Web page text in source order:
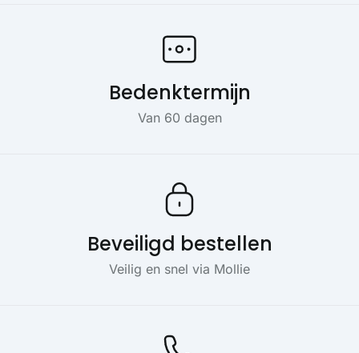
Bedenktermijn
Van 60 dagen
Beveiligd bestellen
Veilig en snel via Mollie